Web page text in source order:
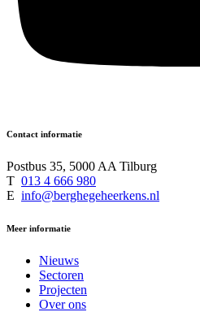
Contact informatie
Postbus 35, 5000 AA Tilburg
T 013 4 666 980
E info@berghegeheerkens.nl
Meer informatie
Nieuws
Sectoren
Projecten
Over ons